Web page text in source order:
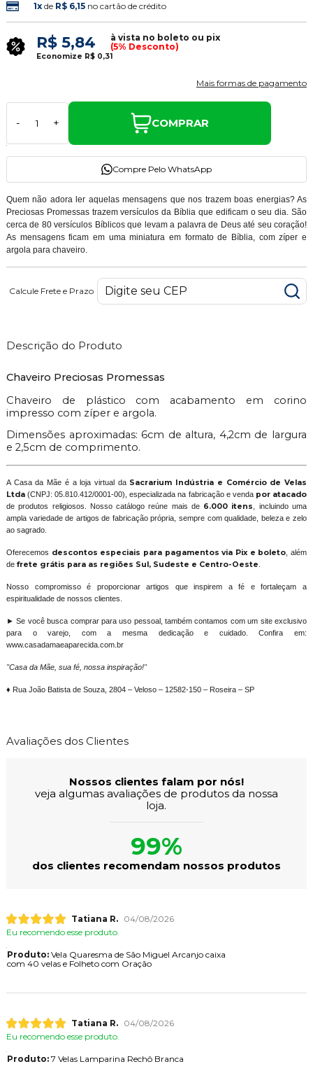
1xde R$ 6,15 no cartão de crédito
R$ 5,84
à vista no boleto ou pix
(5% Desconto)
Economize R$ 0,31
Mais formas de pagamento
- + COMPRAR
Compre Pelo WhatsApp
Quem não adora ler aquelas mensagens que nos trazem boas energias? As
Preciosas Promessas trazem versículos da Bíblia que edificam o seu dia. São
cerca de 80 versículos Bíblicos que levam a palavra de Deus até seu coração!
As mensagens ficam em uma miniatura em formato de Bíblia, com zíper e
argola para chaveiro.
Calcule Frete e Prazo
Descrição do Produto
Chaveiro Preciosas Promessas
Chaveiro de plástico com acabamento em corino
impresso com zíper e argola.
Dimensões aproximadas: 6cm de altura, 4,2cm de largura
e 2,5cm de comprimento.
A Casa da Mãe é a loja virtual daSacrarium Indústria e Comércio de Velas
Ltda(CNPJ: 05.810.412/0001-00), especializada na fabricação e venda por atacado
de produtos religiosos. Nosso catálogo reúne mais de 6.000 itens
, incluindo uma
ampla variedade de artigos de fabricação própria, sempre com qualidade, beleza e zelo
ao sagrado.
Oferecemos descontos especiais para pagamentos via Pix e boleto , além
de frete grátis para as regiões Sul, Sudeste e Centro-Oeste
Nosso compromisso é proporcionar artigos que inspirem a fé e fortaleçam a
espiritualidade de nossos clientes.
► Se você busca comprar para uso pessoal, também contamos com um site exclusivo
para o varejo, com a mesma dedicação e cuidado. Confira em:
www.casadamaeaparecida.com.br
"Casa da Mãe, sua fé, nossa inspiração!"
♦ Rua João Batista de Souza, 2804 – Veloso – 12582-150 – Roseira – SP
Avaliações dos Clientes
Nossos clientes falam por nós!
veja algumas avaliações de produtos da nossa
loja.
99%
dos clientes recomendam nossos produtos
Tatiana R.
04/08/2026
Eu recomendo esse produto.
Produto:Vela Quaresma de São Miguel Arcanjo caixa
com 40 velas e Folheto com Oração
Tatiana R.
04/08/2026
Eu recomendo esse produto.
Produto:7 Velas Lamparina Rechô Branca